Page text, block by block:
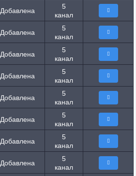
Добавлена
5
канал
Добавлена
5
канал
Добавлена
5
канал
Добавлена
5
канал
Добавлена
5
канал
Добавлена
5
канал
Добавлена
5
канал
Добавлена
5
канал